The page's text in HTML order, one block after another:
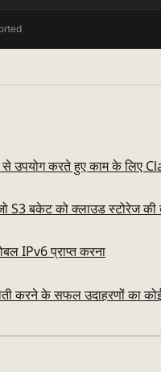
करते हुए काम के लिए
बकेट को क्लाउड स्टोरेज की
IPv6 प्राप्त करना
करने के सफल उदाहरणों का